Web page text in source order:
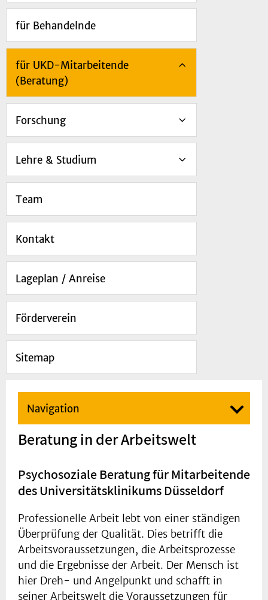
für Behandelnde
für UKD-Mitarbeitende
(Beratung)
Forschung
Lehre & Studium
Team
Kontakt
Lageplan / Anreise
Förderverein
Sitemap
Navigation
Beratung in der Arbeitswelt
Psychosoziale Beratung für Mitarbeitende
des Universitätsklinikums Düsseldorf
Professionelle Arbeit lebt von einer ständigen
Überprüfung der Qualität. Dies betrifft die
Arbeitsvoraussetzungen, die Arbeitsprozesse
und die Ergebnisse der Arbeit. Der Mensch ist
hier Dreh- und Angelpunkt und schafft in
seiner Arbeitswelt die Voraussetzungen für